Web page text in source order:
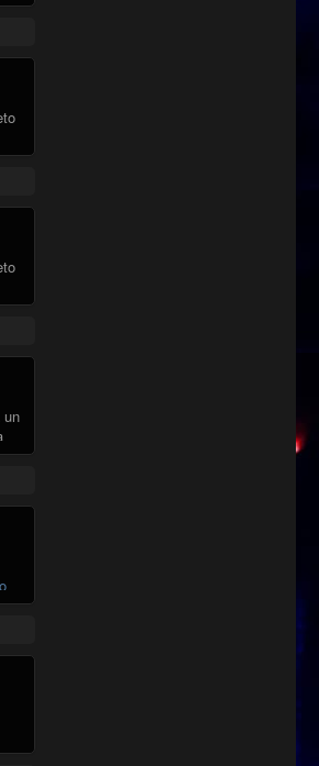
un
"LA CALLE RECORDS: 25 AÑOS HACIENDO